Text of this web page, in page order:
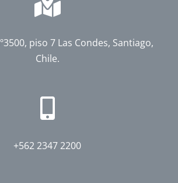
piso 7 Las Condes, Santiago,
Chile.
+562 2347 2200